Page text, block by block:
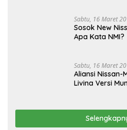
Sabtu, 16 Maret
Sosok New
Apa Kata NMI?
Sabtu, 16 Maret
Aliansi Nissan-
Livina Versi